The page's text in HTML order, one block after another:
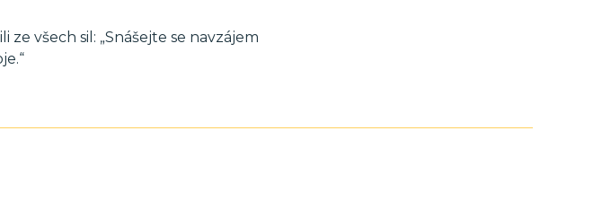
všech sil: „Snášejte se navzájem